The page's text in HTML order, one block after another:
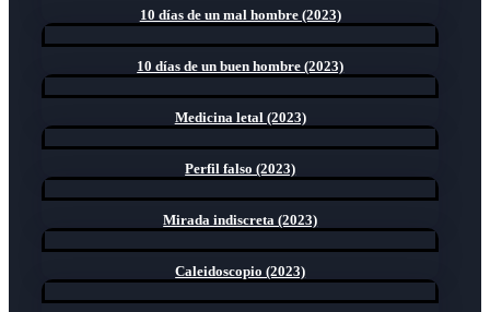
10 días de un mal hombre (2023)
10 días de un buen hombre (2023)
Medicina letal (2023)
Perfil falso (2023)
Mirada indiscreta (2023)
Caleidoscopio (2023)